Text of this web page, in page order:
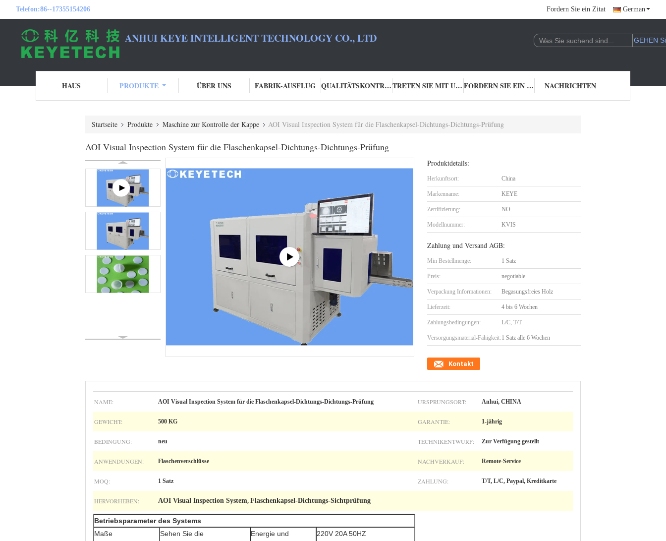
Telefon:86--17355154206 Fordern Sie ein Zitat German
ANHUI KEYE INTELLIGENT TECHNOLOGY CO., LTD
HAUS PRODUKTE ÜBER UNS FABRIK-AUSFLUG QUALITÄTSKONTROLLE TRETEN SIE MIT UNS IN VERBINDUNG FORDERN SIE EIN ZITAT NACHRICHTEN
Startseite Produkte Maschine zur Kontrolle der Kappe AOI Visual Inspection System für die Flaschenkapsel-Dichtungs-Dichtungs-Prüfung
AOI Visual Inspection System für die Flaschenkapsel-Dichtungs-Dichtungs-Prüfung
Produktdetails:
Herkunftsort: China
Markenname: KEYE
Zertifizierung: NO
Modellnummer: KVIS
Zahlung und Versand AGB:
Min Bestellmenge: 1 Satz
Preis: negotiable
Verpackung Informationen: Begasungsfreies Holz
Lieferzeit: 4 bis 6 Wochen
Zahlungsbedingungen: L/C, T/T
Versorgungsmaterial-Fähigkeit: 1 Satz alle 6 Wochen
Kontakt
NAME: AOI Visual Inspection System für die Flaschenkapsel-Dichtungs-Dichtungs-Prüfung URSPRUNGSORT: Anhui, CHINA
GEWICHT: 500 KG GARANTIE: 1-jährig
BEDINGUNG: neu TECHNIKENTWURF: Zur Verfügung gestellt
ANWENDUNGEN: Flaschenverschlüsse NACHVERKAUF: Remote-Service
MOQ: 1 Satz ZAHLUNG: T/T, L/C, Paypal, Kreditkarte
HERVORHEBEN: AOI Visual Inspection System, Flaschenkapsel-Dichtungs-Sichtprüfung
Betriebsparameter des Systems
Maße
Sehen Sie die
Energie und
220V 20A 50HZ